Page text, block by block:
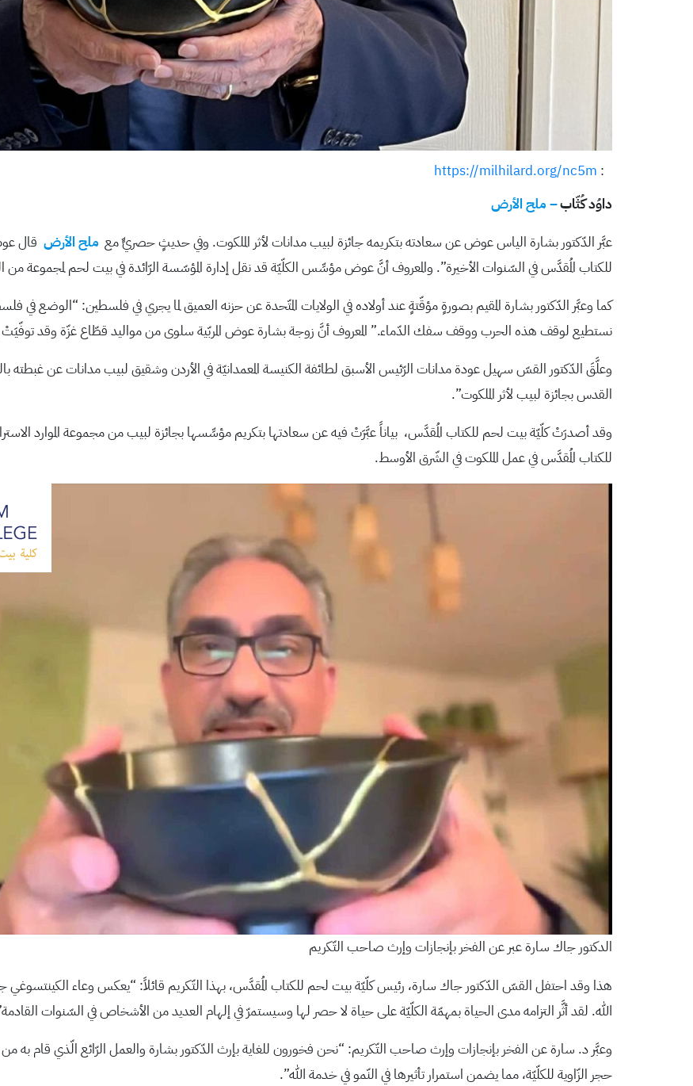
:
https://milhilard.org/nc5m
داوُد كُثّاب– ملح الأرض
عبَّر الدّكتور بشارة الياس عوض عن سعادته بتكريمه جائزة لبيب مدانات لأثر الملكوت. وفي حديثٍ حصريٍّ مع ملح الأرض قال
للكتاب المُقدَّس في السّنوات الأخيرة”. والمعروف أنَّ عوض مؤسِّس الكلّيّة قد نقل إدارة المؤسّسة الرّائدة في بيت لحم لمجموعة
كما وعبَّر الدّكتور بشارة المقيم بصورةٍ مؤقّتةٍ عند أولاده في الولايات المتّحدة عن حزنه العميق لما يجري في فلسطين: “الوضع في
نستطيع لوقف هذه الحرب ووقف سفك الدّماء.” المعروف أنَّ زوجة بشارة عوض المربّية سلوى من مواليد قطّاع غزّة وقد توفّيَتْ
وعلَّقَ الدّكتور القسّ سهيل عودة مدانات الرّئيس الأسبق لطائفة الكنيسة المعمدانيّة في الأردن وشقيق لبيب مدانات عن غبطته
القدس بجائزة لبيب لأثر الملكوت”.
للكتاب المُقدَّس في عمل الملكوت في الشّرق الأوسط.
الدكتور جاك سارة عبر عن الفخر بإنجازات وإرث صاحب التّكريم
هذا وقد احتفل القسّ الدّكتور جاك سارة، رئيس كلّيّة بيت لحم للكتاب المُقدَّس، بهذا التّكريم قائلاً: “يعكس وعاء
الله. لقد أثَّر التزامه مدى الحياة بمهمّة الكلّيّة على حياة لا حصر لها وسيستمرّ في إلهام العديد من الأشخاص في السّنوات
وعبَّر د. سارة عن الفخر بإنجازات وإرث صاحب التّكريم: “نحن فخورون للغاية بإرث الدّكتور بشارة والعمل الرّائع الّذي قام
حجر الزّاوية للكلّيّة، مما يضمن استمرار تأثيرها في النّمو في خدمة الله”.